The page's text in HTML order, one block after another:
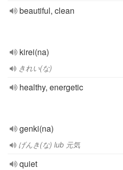
beautiful, clean
kirei(na)
きれい(な)
healthy, energetic
genki(na)
げんき(な) lub 元気
quiet